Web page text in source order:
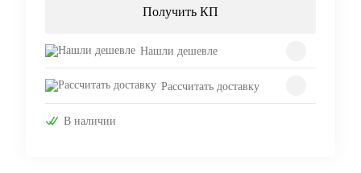
Получить КП
Нашли дешевле
Рассчитать доставку
В наличии